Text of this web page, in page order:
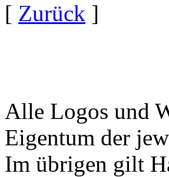
[ Zurück ]
Alle Logos und
Eigentum der
Im übrigen gilt